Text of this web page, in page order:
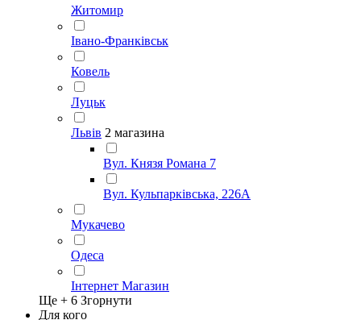
Житомир
Івано-Франківськ
Ковель
Луцьк
Львів 2 магазина
Вул. Князя Романа 7
Вул. Кульпарківська, 226А
Мукачево
Одеса
Інтернет Магазин
Ще + 6 Згорнути
Для кого